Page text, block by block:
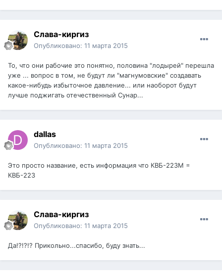
Слава-киргиз
Опубликовано: 11 марта 2015
То, что они рабочие это понятно, половина "лодырей" перешла
уже ... вопрос в том, не будут ли "магнумовские" создавать
какое-нибудь избыточное давление... или наоборот будут
лучше поджигать отечественный Сунар...
dаllаs
Опубликовано: 11 марта 2015
Это просто название, есть информация что КВБ-223М =
КВБ-223
Слава-киргиз
Опубликовано: 11 марта 2015
Да!?!?!? Прикольно...спасибо, буду знать...